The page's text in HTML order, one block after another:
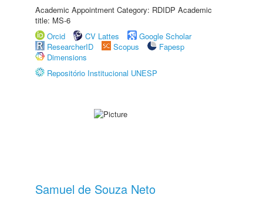
Academic Appointment Category: RDIDP Academic
title: MS-6
Orcid
CV Lattes
Google Scholar
ResearcherID
Scopus
Fapesp
Dimensions
Repositório Institucional UNESP
Samuel de Souza Neto